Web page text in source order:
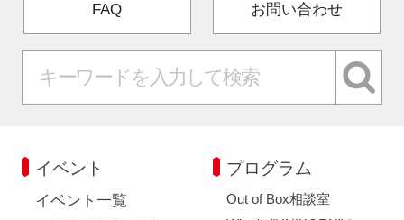
FAQ お問い合わせ
イベント
イベント一覧
プログラム
Out of Box相談室